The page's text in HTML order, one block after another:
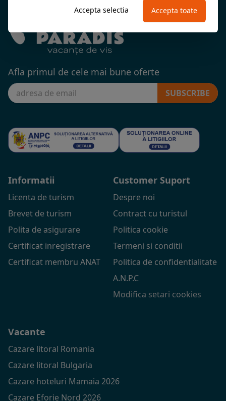
Afla primul de cele mai bune oferte
SUBSCRIBE
Informatii
Licenta de turism
Brevet de turism
Polita de asigurare
Certificat inregistrare
Certificat membru ANAT
Customer Suport
Despre noi
Contract cu turistul
Politica cookie
Termeni si conditii
Politica de confidentialitate
A.N.P.C
Modifica setari cookies
Vacante
Cazare litoral Romania
Cazare litoral Bulgaria
Cazare hoteluri Mamaia 2026
Cazare Eforie Nord 2026
Accepta selectia Accepta toate